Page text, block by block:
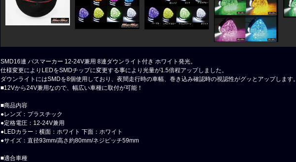
SMD16連 バスマーカー 12-24V兼用 8連ダウンライト付き ホワイト発光。
仕様変更によりLEDをSMDチップに変更する事により光量が1.5倍程アップしました。
ダウンライトにはSMDを8個使用しており、夜間走行時の車幅、巻き込み確認時の視認性がグッとアップします。
■12Vから24V兼用なので、幅広い車種に取付が可能！
■商品内容
●レンズ：プラスチック
●定格電圧：12-24V兼用
●LEDカラー：横面：ホワイト 下面：ホワイト
●サイズ：直径93mm/高さ約80mm/ネジピッチ59mm
■適合車種